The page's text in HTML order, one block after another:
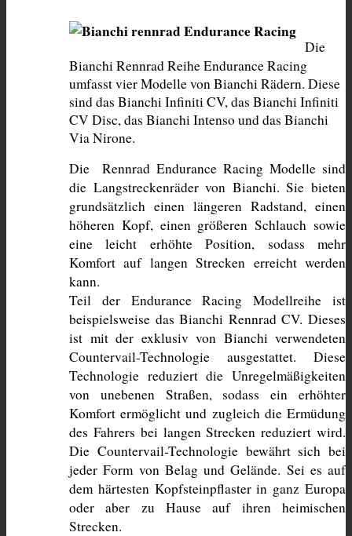
Die
Bianchi Rennrad Reihe Endurance Racing
umfasst vier Modelle von Bianchi Rädern. Diese
sind das Bianchi Infiniti CV, das Bianchi Infiniti
CV Disc, das Bianchi Intenso und das Bianchi
Via Nirone.
Die  Rennrad Endurance Racing Modelle sind
die Langstreckenräder von Bianchi. Sie bieten
grundsätzlich einen längeren Radstand, einen
höheren Kopf, einen größeren Schlauch sowie
eine leicht erhöhte Position, sodass mehr
Komfort auf langen Strecken erreicht werden
kann.
Teil der Endurance Racing Modellreihe ist
beispielsweise das Bianchi Rennrad CV. Dieses
ist mit der exklusiv von Bianchi verwendeten
Countervail-Technologie ausgestattet. Diese
Technologie reduziert die Unregelmäßigkeiten
von unebenen Straßen, sodass ein erhöhter
Komfort ermöglicht und zugleich die Ermüdung
des Fahrers bei langen Strecken reduziert wird.
Die Countervail-Technologie bewährt sich bei
jeder Form von Belag und Gelände. Sei es auf
dem härtesten Kopfsteinpflaster in ganz Europa
oder aber zu Hause auf ihren heimischen
Strecken.